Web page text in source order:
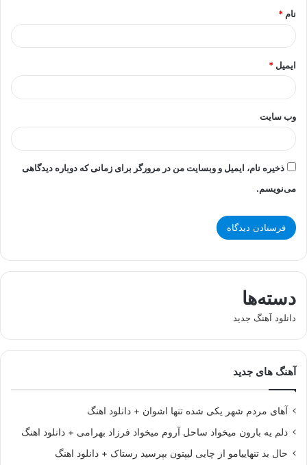
نام *
ایمیل *
وب‌ سایت
ذخیره نام، ایمیل و وبسایت من در مرورگر برای زمانی که دوباره دیدگاهی
می‌نویسم.
دسته‌ها
دانلود آهنگ جدید
آهنگ های جدید
آهای مردم شهر یکی شده تنها اشوان + دانلود اهنگ
دلم یه بارون میخواد ساحل آروم میخواد فرزاد بهرامی + دانلود اهنگ
حال بد تنهاییامو از چایی لیپتون بپرسید رستاک + دانلود اهنگ